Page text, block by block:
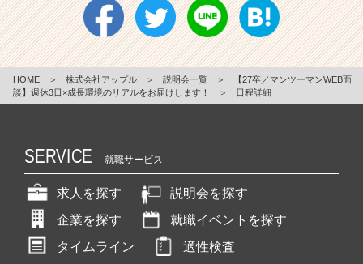
HOME ＞ 株式会社アップル ＞ 説明会一覧 ＞
【27卒／マンツーマンWEB面
談】週休3日×成長環境のリアルをお届けします！
＞ 日程詳細
SERVICE 就職サービス
求人を探す
説明会を探す
企業を探す
就職イベントを探す
タイムライン
適性検査